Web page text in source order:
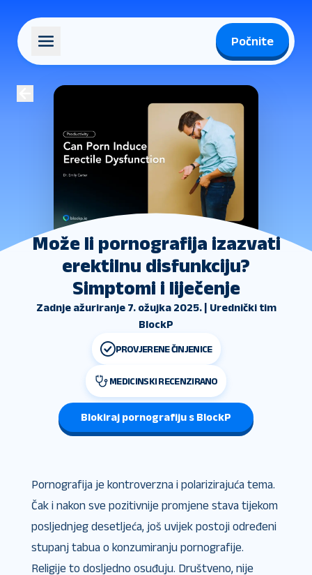
Počnite
Može li pornografija izazvati
erektilnu disfunkciju?
Simptomi i liječenje
Zadnje ažuriranje 7. ožujka 2025. | Urednički tim
BlockP
PROVJERENE ČINJENICE
MEDICINSKI RECENZIRANO
Blokiraj pornografiju s BlockP
Pornografija je kontroverzna i polarizirajuća tema.
Čak i nakon sve pozitivnije promjene stava tijekom
posljednjeg desetljeća, još uvijek postoji određeni
stupanj tabua o konzumiranju pornografije.
Religije to dosljedno osuđuju. Društveno, nije